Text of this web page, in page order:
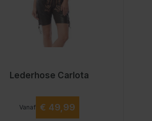
Lederhose Carlota
Vanaf Vanaf
€ 49,99